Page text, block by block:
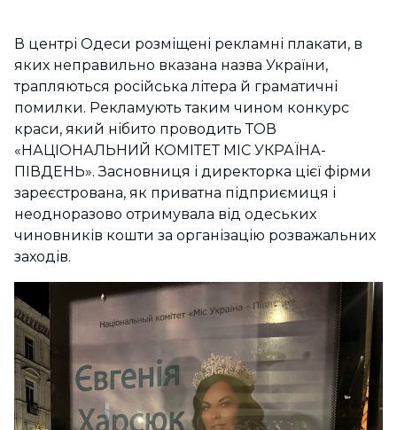
В центрі Одеси розміщені рекламні плакати, в
яких неправильно вказана назва України,
трапляються російська літера й граматичні
помилки. Рекламують таким чином конкурс
краси, який нібито проводить ТОВ
«НАЦІОНАЛЬНИЙ КОМІТЕТ МІС УКРАЇНА-
ПІВДЕНЬ». Засновниця і директорка цієї фірми
зареєстрована, як приватна підприємиця і
неодноразово отримувала від одеських
чиновників кошти за організацію розважальних
заходів.